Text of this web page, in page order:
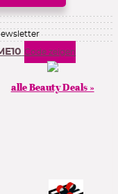
Code zeigen
alle Beauty Deals »